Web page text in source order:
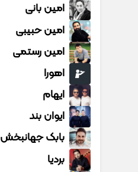
امین بانی
امین حبیبی
امین رستمی
اهورا
ایهام
ایوان بند
بابک جهانبخش
بردیا